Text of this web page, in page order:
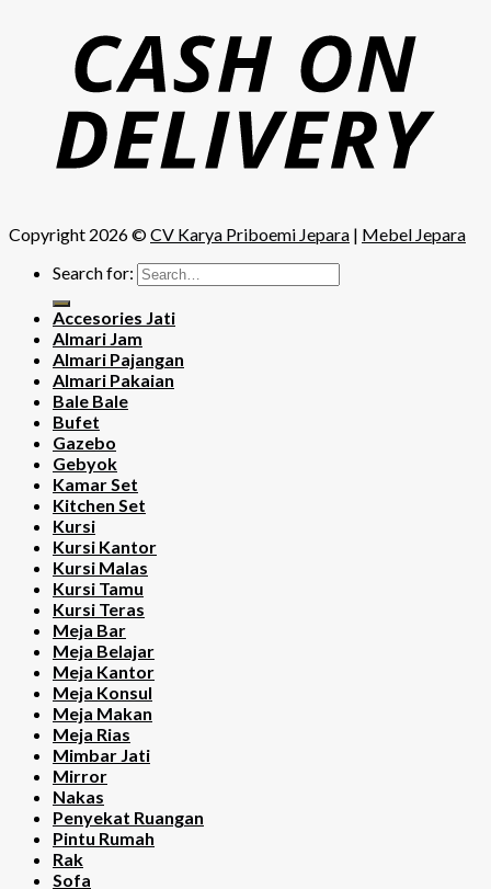
Copyright 2026 ©CV Karya Priboemi Jepara | Mebel Jepara
Search for:
Accesories Jati
Almari Jam
Almari Pajangan
Almari Pakaian
Bale Bale
Bufet
Gazebo
Gebyok
Kamar Set
Kitchen Set
Kursi
Kursi Kantor
Kursi Malas
Kursi Tamu
Kursi Teras
Meja Bar
Meja Belajar
Meja Kantor
Meja Konsul
Meja Makan
Meja Rias
Mimbar Jati
Mirror
Nakas
Penyekat Ruangan
Pintu Rumah
Rak
Sofa